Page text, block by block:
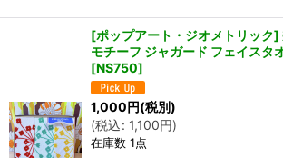
[ポップアート・ジオメトリック]
モチーフ ジャガード フェイスタ
[NS750]
1,000円(税別)
(税込: 1,100円)
在庫数 1点